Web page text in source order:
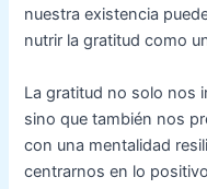
nuestra existencia
nutrir la gratitud como
La gratitud no solo nos
sino que también nos
con una mentalidad
centrarnos en lo